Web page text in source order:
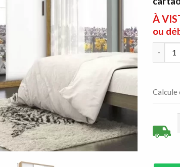
À
ou